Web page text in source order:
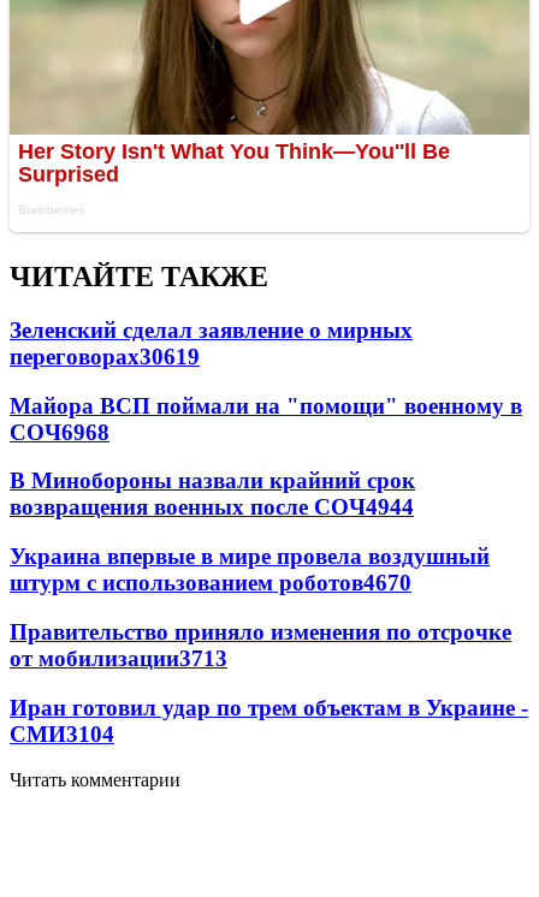
ЧИТАЙТЕ ТАКЖЕ
Зеленский сделал заявление о мирных
переговорах30619
Майора ВСП поймали на "помощи" военному в
СОЧ6968
В Минобороны назвали крайний срок
возвращения военных после СОЧ4944
Украина впервые в мире провела воздушный
штурм с использованием роботов4670
Правительство приняло изменения по отсрочке
от мобилизации3713
Иран готовил удар по трем объектам в Украине -
СМИ3104
Читать комментарии